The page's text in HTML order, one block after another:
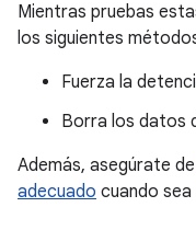
Mientras pruebas
los siguientes
Fuerza la
Borra los datos
Además, asegúrate de
adecuado cuando